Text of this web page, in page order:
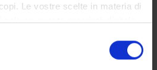
Le vostre scelte in materia di
su questa proprietà digitale
consenso in qualsiasi
sui cookie o facendo clic